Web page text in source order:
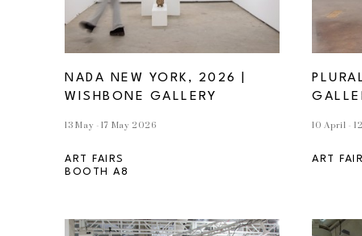
NADA NEW YORK, 2026 |
WISHBONE GALLERY
13 May - 17 May 2026
ART FAIRS
BOOTH A8
10 April -
ART